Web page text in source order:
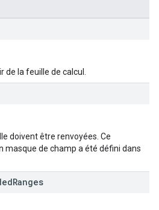
de la feuille de calcul.
doivent être renvoyées. Ce
masque de champ a été défini dans
Ranges